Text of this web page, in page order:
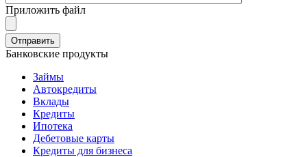
Приложить файл
Банковские продукты
Займы
Автокредиты
Вклады
Кредиты
Ипотека
Дебетовые карты
Кредиты для бизнеса